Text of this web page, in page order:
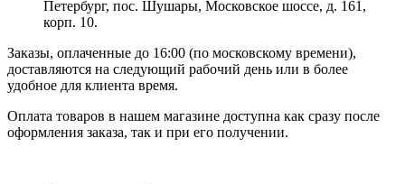
Петербург, пос. Шушары, Московское шоссе, д. 161,
корп. 10.
Заказы, оплаченные до 16:00 (по московскому времени),
доставляются на следующий рабочий день или в более
удобное для клиента время.
Оплата товаров в нашем магазине доступна как сразу после
оформления заказа, так и при его получении.